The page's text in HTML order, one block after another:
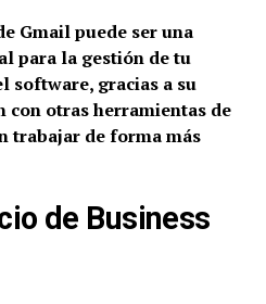
Gmail puede ser una
para la gestión de tu
software, gracias a su
con otras herramientas de
trabajar de forma más
de Business